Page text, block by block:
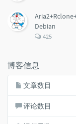
数：
Debian
评
425
博客信息
文章数目
评论数目